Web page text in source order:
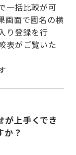
一括比較が可
画面で園名の横
り登録を行
表がご覧いた
が上手くでき
か？